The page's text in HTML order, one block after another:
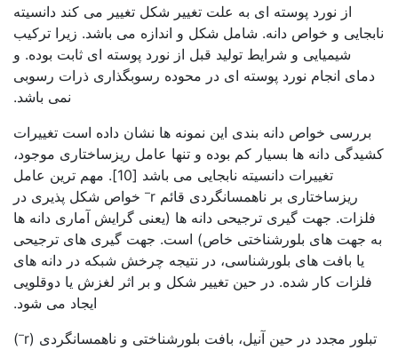
از نورد پوسته ای به علت تغییر شکل تغییر می کند دانسیته
نابجایی و خواص دانه. شامل شکل و اندازه می باشد. زیرا ترکیب
شیمیایی و شرایط تولید قبل از نورد پوسته ای ثابت بوده. و
دمای انجام نورد پوسته ای در محوده رسوبگذاری ذرات رسوبی
نمی باشد.
بررسی خواص دانه بندی این نمونه ها نشان داده است تغییرات
کشیدگی دانه ها بسیار کم بوده و تنها عامل ریزساختاری موجود،
تغییرات دانسیته نابجایی می باشد [10]. مهم ترین عامل
ریزساختاری بر ناهمسانگردی قائم r
– خواص شکل پذیری در
فلزات. جهت گیری ترجیحی دانه ها (یعنی گرایش آماری دانه ها
به جهت های بلورشناختی خاص) است. جهت گیری های ترجیحی
یا بافت های بلورشناسی، در نتیجه چرخش شبکه در دانه های
فلزات کار شده. در حین تغییر شکل و بر اثر لغزش یا دوقلویی
ایجاد می شود.
تبلور مجدد در حین آنیل، بافت بلورشناختی و ناهمسانگردی (r –
)